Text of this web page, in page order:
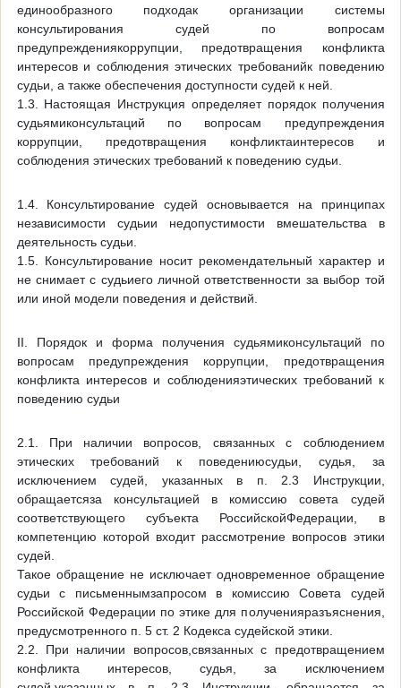
единообразного подходак организации системы
консультирования судей по вопросам
предупреждениякоррупции, предотвращения конфликта
интересов и соблюдения этических требованийк поведению
судьи, а также обеспечения доступности судей к ней.
1.3. Настоящая Инструкция определяет порядок получения
судьямиконсультаций по вопросам предупреждения
коррупции, предотвращения конфликтаинтересов и
соблюдения этических требований к поведению судьи.
1.4. Консультирование судей основывается на принципах
независимости судьии недопустимости вмешательства в
деятельность судьи.
1.5. Консультирование носит рекомендательный характер и
не снимает с судьиего личной ответственности за выбор той
или иной модели поведения и действий.
II. Порядок и форма получения судьямиконсультаций по
вопросам предупреждения коррупции, предотвращения
конфликта интересов и соблюденияэтических требований к
поведению судьи
2.1. При наличии вопросов, связанных с соблюдением
этических требований к поведениюсудьи, судья, за
исключением судей, указанных в п. 2.3 Инструкции,
обращаетсяза консультацией в комиссию совета судей
соответствующего субъекта РоссийскойФедерации, в
компетенцию которой входит рассмотрение вопросов этики
судей.
Такое обращение не исключает одновременное обращение
судьи с письменнымзапросом в комиссию Совета судей
Российской Федерации по этике для полученияразъяснения,
предусмотренного п. 5 ст. 2 Кодекса судейской этики.
2.2. При наличии вопросов,связанных с предотвращением
конфликта интересов, судья, за исключением